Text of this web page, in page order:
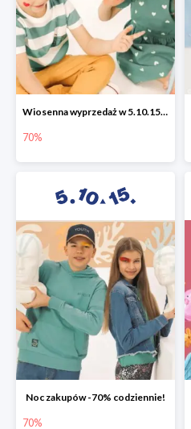
Wiosenna wyprzedaż w 5.10.15 -70%
70%
Noc zakupów -70% codziennie!
70%